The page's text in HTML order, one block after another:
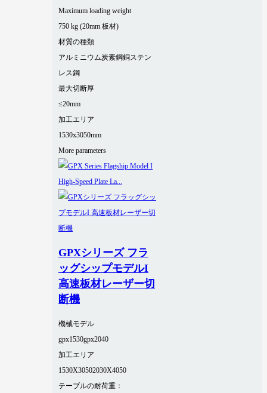
Maximum loading weight
750 kg (20mm 板材)
材質の種類
アルミニウム炭素鋼銅ステン
レス鋼
最大切断厚
≤20mm
加工エリア
1530x3050mm
More parameters
GPXシリーズ フラ
ッグシップモデルI
高速板材レーザー切
断機
機械モデル
gpx1530gpx2040
加工エリア
1530X30502030X4050
テーブルの耐荷重：